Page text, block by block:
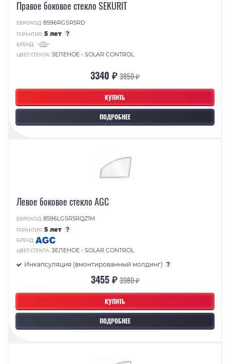
КУПИТЬ
ПОДРОБНЕЕ
Правое боковое стекло SEKURIT
ЕВРОКОД:8596RGSR5RD
ГАРАНТИЯ:5 лет ?
БРЕНД:
ЦВЕТ СТЕКЛА:ЗЕЛЕНОЕ - SOLAR CONTROL
3340 ₽3850 ₽
КУПИТЬ
ПОДРОБНЕЕ
Левое боковое стекло AGC
ЕВРОКОД:8596LGSR5RQZ1M
ГАРАНТИЯ:5 лет ?
БРЕНД:
ЦВЕТ СТЕКЛА:ЗЕЛЕНОЕ - SOLAR CONTROL
Инкапсуляция (вмонтированный молдинг) ?
3455 ₽3980 ₽